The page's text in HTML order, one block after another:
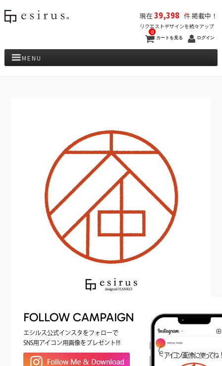
現在39,398 件掲載中！
リクエストデザインを続々アップ
カートを見る
0
ログイン
MENU
FOLLOW CAMPAIGN
エシルス公式インスタをフォローで
SNS用アイコン用画像をプレゼント!!!